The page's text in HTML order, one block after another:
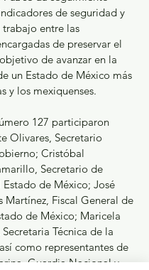
de seguridad y
entre las
de preservar el
de avanzar en la
un Estado de México más
y los mexiquenses.
127 participaron
Olivares, Secretario
Cristóbal
Secretario de
de México; José
Martínez, Fiscal General de
de México; Maricela
Técnica de la
como representantes de
Guardia Nacional y